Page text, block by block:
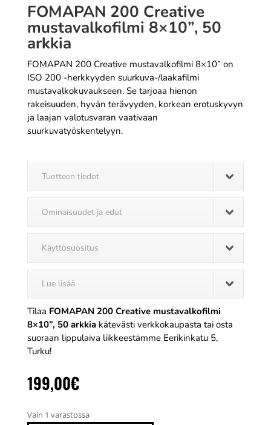
FOMAPAN 200 Creative
mustavalkofilmi 8×10”, 50
arkkia
FOMAPAN 200 Creative mustavalkofilmi 8×10” on
ISO 200 -herkkyyden suurkuva-/laakafilmi
mustavalkokuvaukseen. Se tarjoaa hienon
rakeisuuden, hyvän terävyyden, korkean erotuskyvyn
ja laajan valotusvaran vaativaan
suurkuvatyöskentelyyn.
Tuotteen tiedot
Ominaisuudet ja edut
Käyttösuositus
Lue lisää
Tilaa FOMAPAN 200 Creative mustavalkofilmi
8×10”, 50 arkkiakätevästi verkkokaupasta tai osta
suoraan lippulaiva liikkeestämme Eerikinkatu 5,
Turku!
199,00€
Vain 1 varastossa